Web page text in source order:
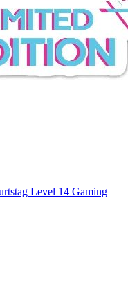
Level 14 Gaming